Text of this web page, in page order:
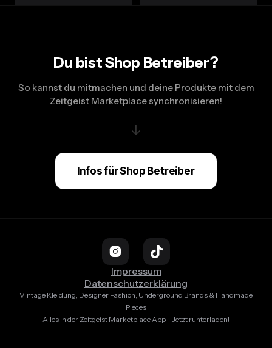
Du bist Shop Betreiber?
So kannst du mitmachen und deine Produkte mit dem
Zeitgeist Marketplace synchronisieren!
↓
Infos für Shop Betreiber
Impressum
Datenschutzerklärung
Vintage Kleidung, Designer Fashion, Underground Brands & Handmade
Pieces
Alles in der Zeitgeist Marketplace App – Jetzt runterladen!